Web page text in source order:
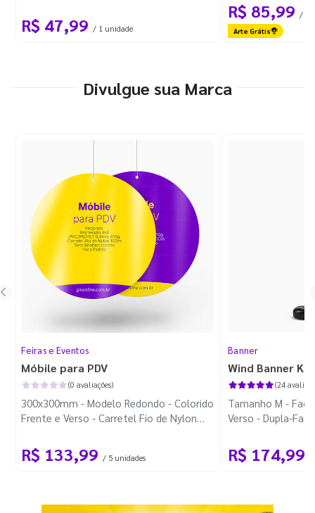
R$ 47,99 / 1 unidade
R$ 85,99 / 1
Arte Grátis
Divulgue sua Marca
Feiras e Eventos
Móbile para PDV
(0 avaliações)
300x300mm - Modelo Redondo - Colorido
Frente e Verso - Carretel Fio de Nylon
R$ 133,99 / 5 unidades
Banner
Wind Banner
(24
Tamanho M -
Verso - Dupla-
R$ 174,99